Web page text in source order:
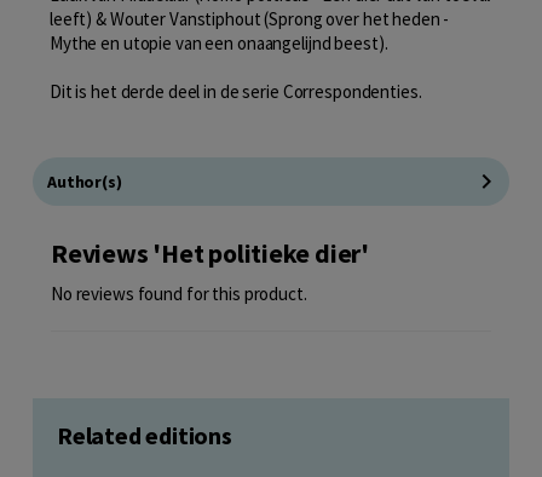
leeft) & Wouter Vanstiphout (Sprong over het heden -
Mythe en utopie van een onaangelijnd beest).
Dit is het derde deel in de serie Correspondenties.
Author(s)
Reviews 'Het politieke dier'
No reviews found for this product.
Related editions